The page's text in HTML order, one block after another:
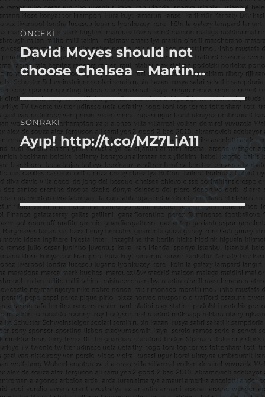
Yazı
gezinmesi
ÖNCEKI
Önceki
yazı:
David Moyes should not
choose Chelsea – Martin…
SONRAKI
Sonraki
yazı:
Ayıp! http://t.co/MZ7LiA11